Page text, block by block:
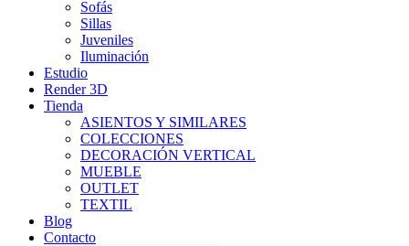
Sofás
Sillas
Juveniles
Iluminación
Estudio
Render 3D
Tienda
ASIENTOS Y SIMILARES
COLECCIONES
DECORACIÓN VERTICAL
MUEBLE
OUTLET
TEXTIL
Blog
Contacto